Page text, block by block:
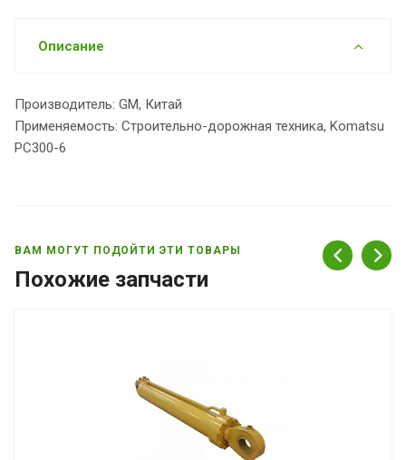
Описание
Производитель: GM, Китай
Применяемость: Строительно-дорожная техника, Komatsu
PC300-6
ВАМ МОГУТ ПОДОЙТИ ЭТИ ТОВАРЫ
Похожие запчасти